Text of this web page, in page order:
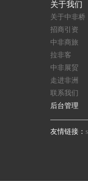
关于我们
关于中非桥
招商引资
中非商旅
拉非客
中非展贸
走进非洲
联系我们
后台管理
友情链接：